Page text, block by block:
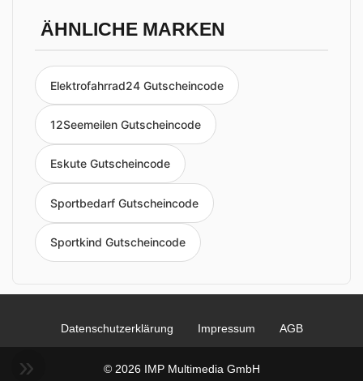
ÄHNLICHE MARKEN
Elektrofahrrad24 Gutscheincode
12Seemeilen Gutscheincode
Eskute Gutscheincode
Sportbedarf Gutscheincode
Sportkind Gutscheincode
Datenschutzerklärung Impressum AGB
© 2026 IMP Multimedia GmbH